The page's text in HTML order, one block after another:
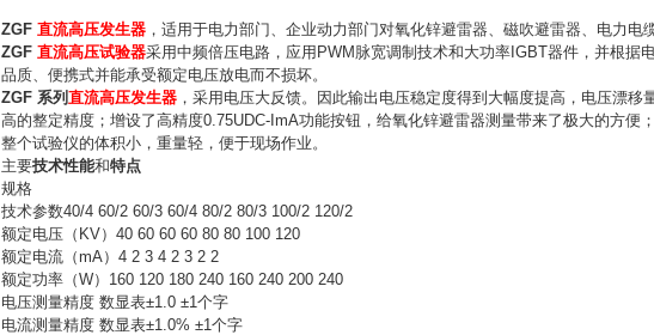
ZGF 直流高压发生器 ，适用于电力部门、企业动力部门对氧化锌避雷器、磁吹避雷器、电力电
ZGF 直流高压试验器采用中频倍压电路，应用PWM脉宽调制技术和大功率IGBT器件，并根
品质、便携式并能承受额定电压放电而不损坏。
ZGF 系列 直流高压发生器 ，采用电压大反馈。因此输出电压稳定度得到大幅度提高，电压漂
高的整定精度；增设了高精度0.75UDC-ImA功能按钮，给氧化锌避雷器测量带来了极大的方便
整个试验仪的体积小，重量轻，便于现场作业。
主要技术性能和特点
规格
技术参数40/4 60/2 60/3 60/4 80/2 80/3 100/2 120/2
额定电压（KV）40 60 60 60 80 80 100 120
额定电流（mA）4 2 3 4 2 3 2 2
额定功率（W）160 120 180 240 160 240 200 240
电压测量精度 数显表±1.0 ±1个字
电流测量精度 数显表±1.0% ±1个字